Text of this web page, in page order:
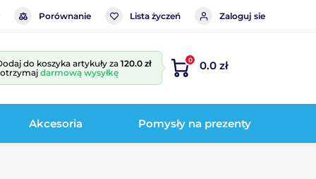
Porównanie Lista życzeń Zaloguj sie
do koszyka artykuły za120.0 zł
darmową wysyłkę
0 0.0 zł
Akcesoria Pomysły na prezenty